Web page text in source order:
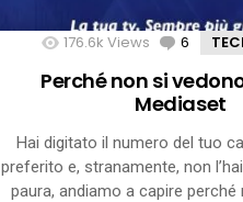
176.6k Views 6
Perché non si
Mediaset
Hai digitato il numero del tuo
preferito e, stranamente, non
paura, andiamo a capire perché